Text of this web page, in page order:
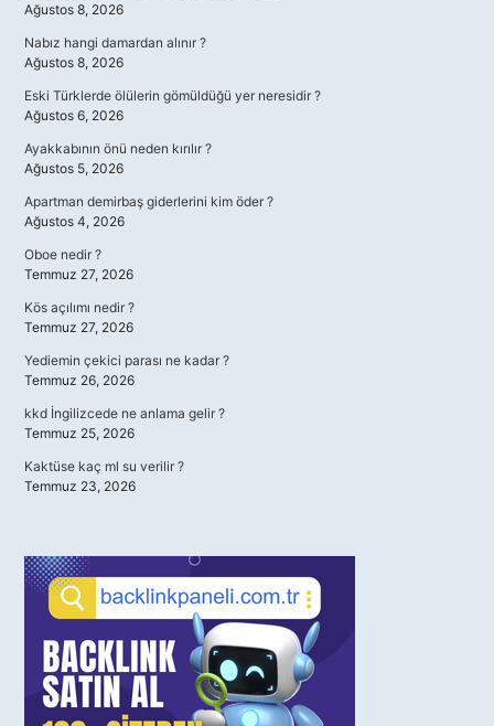
Ağustos 8, 2026
Nabız hangi damardan alınır ?
Ağustos 8, 2026
Eski Türklerde ölülerin gömüldüğü yer neresidir ?
Ağustos 6, 2026
Ayakkabının önü neden kırılır ?
Ağustos 5, 2026
Apartman demirbaş giderlerini kim öder ?
Ağustos 4, 2026
Oboe nedir ?
Temmuz 27, 2026
Kös açılımı nedir ?
Temmuz 27, 2026
Yediemin çekici parası ne kadar ?
Temmuz 26, 2026
kkd İngilizcede ne anlama gelir ?
Temmuz 25, 2026
Kaktüse kaç ml su verilir ?
Temmuz 23, 2026